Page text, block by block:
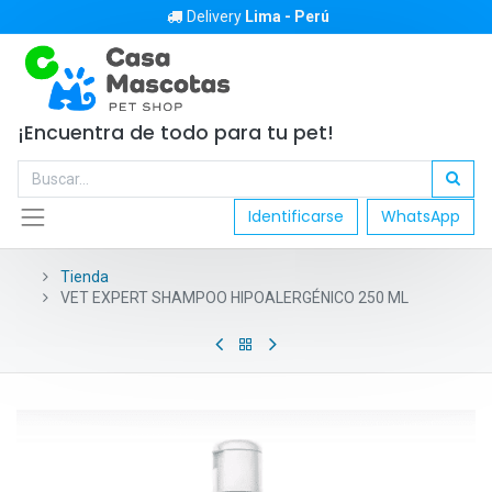
Delivery Lima - Perú
¡Encuentra de todo para tu pet!
Identificarse WhatsApp
Tienda
VET EXPERT SHAMPOO HIPOALERGÉNICO 250 ML